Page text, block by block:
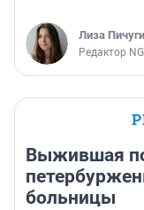
Лиза
Редактор
Выжившая
больницы